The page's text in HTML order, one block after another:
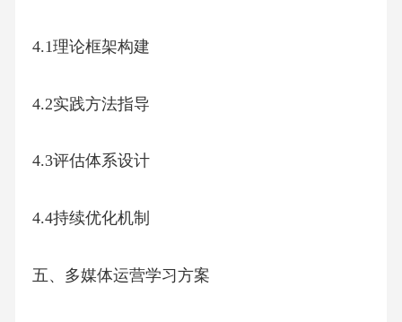
4.1理论框架构建
4.2实践方法指导
4.3评估体系设计
4.4持续优化机制
五、多媒体运营学习方案